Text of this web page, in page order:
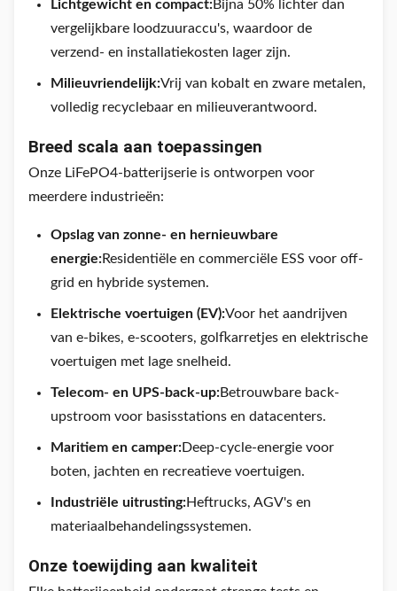
Lichtgewicht en compact:Bijna 50% lichter dan
vergelijkbare loodzuuraccu's, waardoor de
verzend- en installatiekosten lager zijn.
Milieuvriendelijk:Vrij van kobalt en zware metalen,
volledig recyclebaar en milieuverantwoord.
Breed scala aan toepassingen
Onze LiFePO4-batterijserie is ontworpen voor
meerdere industrieën:
Opslag van zonne- en hernieuwbare
energie:Residentiële en commerciële ESS voor off-
grid en hybride systemen.
Elektrische voertuigen (EV):Voor het aandrijven
van e-bikes, e-scooters, golfkarretjes en elektrische
voertuigen met lage snelheid.
Telecom- en UPS-back-up:Betrouwbare back-
upstroom voor basisstations en datacenters.
Maritiem en camper:Deep-cycle-energie voor
boten, jachten en recreatieve voertuigen.
Industriële uitrusting:Heftrucks, AGV's en
materiaalbehandelingssystemen.
Onze toewijding aan kwaliteit